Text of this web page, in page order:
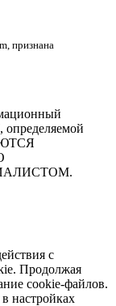
признана
определяемой
с
Продолжая
cookie-файлов.
настройках